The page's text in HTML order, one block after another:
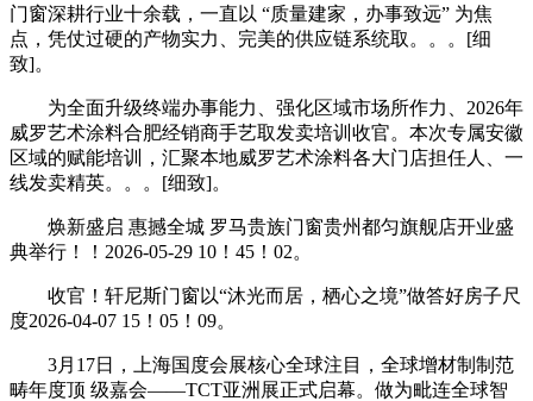
门窗深耕行业十余载，一直以 “质量建家，办事致远” 为焦
点，凭仗过硬的产物实力、完美的供应链系统取。。。[细
致]。
为全面升级终端办事能力、强化区域市场所作力、2026年
威罗艺术涂料合肥经销商手艺取发卖培训收官。本次专属安徽
区域的赋能培训，汇聚本地威罗艺术涂料各大门店担任人、一
线发卖精英。。。[细致]。
焕新盛启 惠撼全城 罗马贵族门窗贵州都匀旗舰店开业盛
典举行！！2026-05-29 10！45！02。
收官！轩尼斯门窗以“沐光而居，栖心之境”做答好房子尺
度2026-04-07 15！05！09。
3月17日，上海国度会展核心全球注目，全球增材制制范
畴年度顶 级嘉会——TCT亚洲展正式启幕。做为毗连全球智